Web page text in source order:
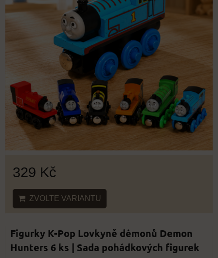
329 Kč
ZVOLTE VARIANTU
Figurky K-Pop Lovkyně démonů Demon
Hunters 6 ks | Sada pohádkových figurek